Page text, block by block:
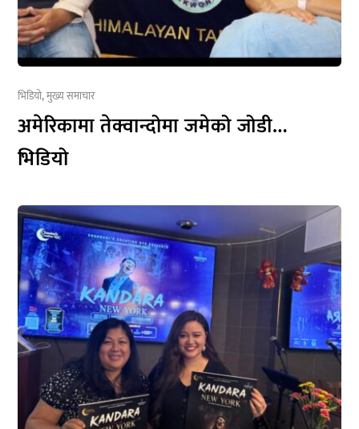
भिडियो,मुख्य समाचार
अमेरिकामा तेक्वान्दोमा जमेको जोडी…
भिडियो